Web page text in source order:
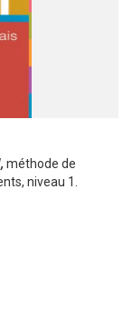
méthode de
niveau 1.